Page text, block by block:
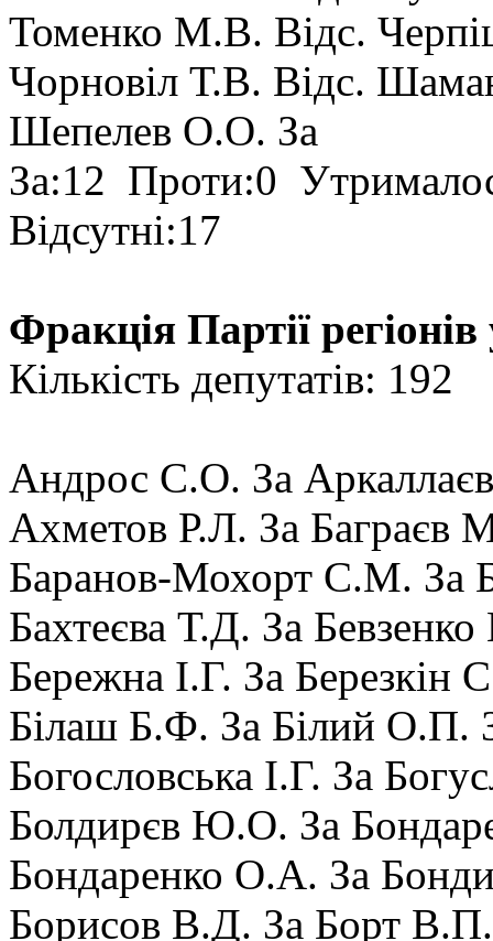
Томенко М.В. Відс.
Чорновіл Т.В. Відс.
Шепелев О.О. За
За:12 Проти:0
Відсутні:17
Фракція Партії
Кількість депутатів: 192
Андрос С.О. За
Ахметов Р.Л. За Баграєв
Баранов-Мохорт С.М. За
Бахтеєва Т.Д. За
Бережна І.Г. За Березкін
Білаш Б.Ф. За Білий О.П.
Богословська І.Г. За
Болдирєв Ю.О. За
Бондаренко О.А. За
Борисов В.Д. За Борт